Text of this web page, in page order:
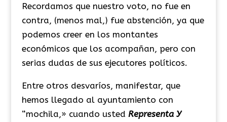
Recordamos que nuestro voto, no fue en
contra, (menos mal,) fue abstención, ya que
podemos creer en los montantes
económicos que los acompañan, pero con
serias dudas de sus ejecutores políticos.
Entre otros desvaríos, manifestar, que
hemos llegado al ayuntamiento con
“mochila,» cuando usted Representa Y